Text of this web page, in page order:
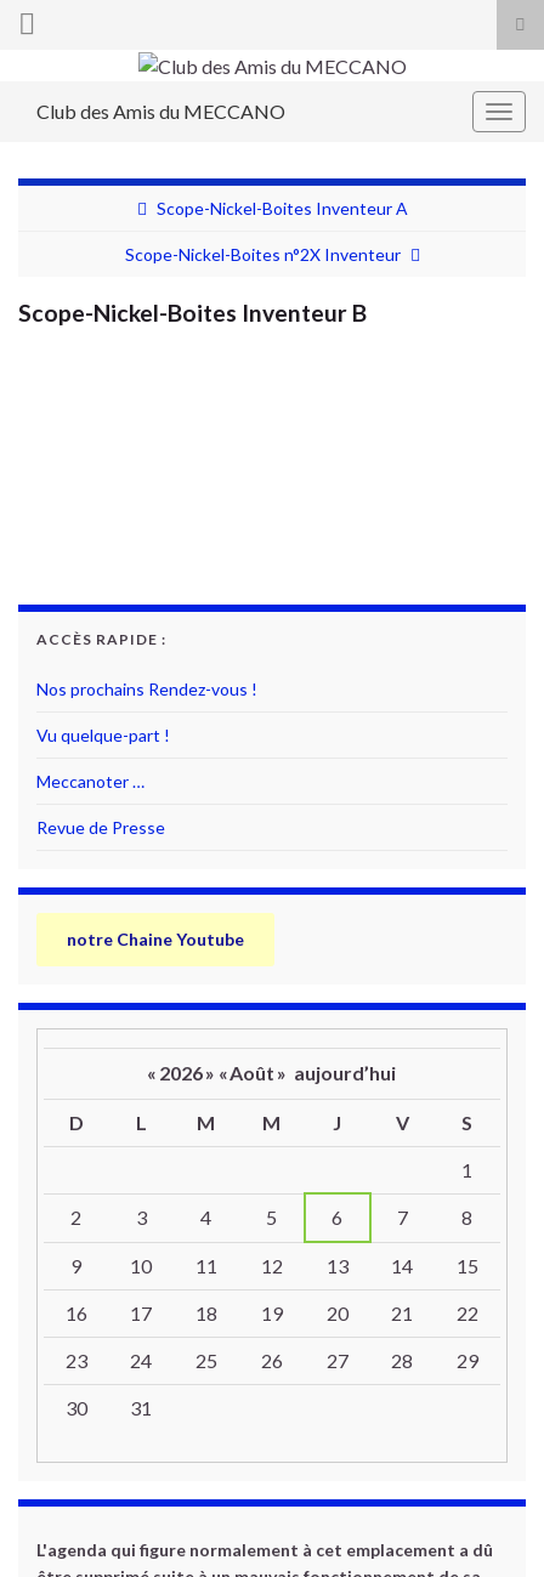
Search for:
Club des Amis du MECCANO
Scope-Nickel-Boites Inventeur A
Scope-Nickel-Boites n°2X Inventeur
Scope-Nickel-Boites Inventeur B
ACCÈS RAPIDE :
Nos prochains Rendez-vous !
Vu quelque-part !
Meccanoter …
Revue de Presse
notre Chaine Youtube
« 2026» «Août » aujourd’hui
D L M M J V S
1
2 3 4 5 6 7 8
9 10 11 12 13 14 15
16 17 18 19 20 21 22
23 24 25 26 27 28 29
30 31
L'agenda qui figure normalement à cet emplacement a dû